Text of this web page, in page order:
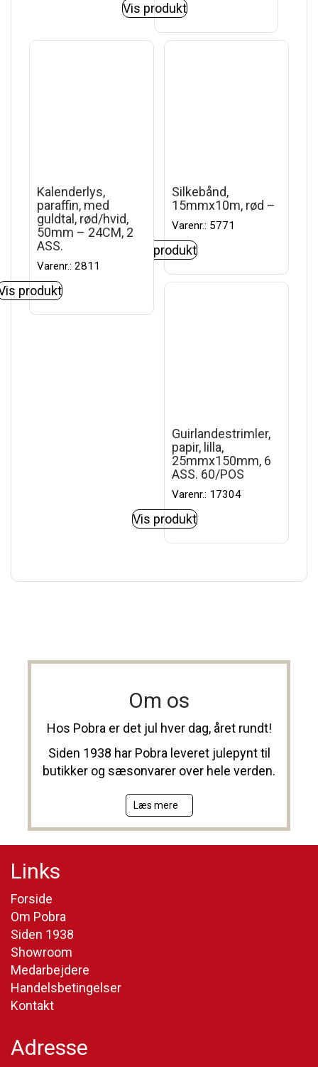
Vis produkt
Silkebånd,
15mmx10m, rød –
Varenr.: 5771
Vis produkt
Kalenderlys,
paraffin, med
guldtal, rød/hvid,
50mm – 24CM, 2
ASS.
Varenr.: 2811
produkt
Guirlandestrimler,
papir, lilla,
25mmx150mm, 6
ASS. 60/POS
Varenr.: 17304
Vis produkt
Om os
Hos Pobra er det jul hver dag, året rundt!
Siden 1938 har Pobra leveret julepynt til
butikker og sæsonvarer over hele verden.
Læs mere
Links
Forside
Om Pobra
Siden 1938
Showroom
Medarbejdere
Handelsbetingelser
Kontakt
Adresse